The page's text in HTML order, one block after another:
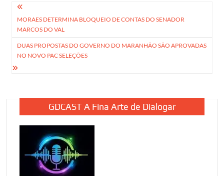
Navegação
de
Post
MORAES DETERMINA BLOQUEIO DE CONTAS DO SENADOR
MARCOS DO VAL
DUAS PROPOSTAS DO GOVERNO DO MARANHÃO SÃO APROVADAS
NO NOVO PAC SELEÇÕES
GDCAST A Fina Arte de Dialogar